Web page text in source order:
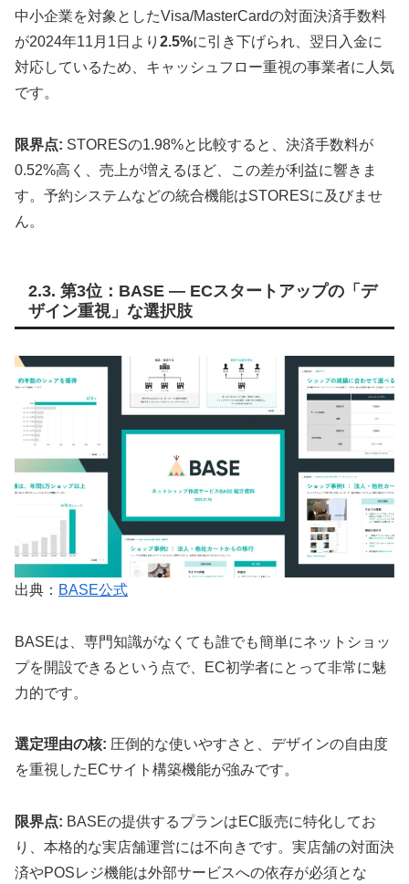
中小企業を対象としたVisa/MasterCardの対面決済手数料
が2024年11月1日より 2.5%に引き下げられ、翌日入金に
対応しているため、キャッシュフロー重視の事業者に人気
です。
限界点: STORESの1.98%と比較すると、決済手数料が
0.52%高く
、売上が増えるほど、この差が利益に響きま
す。予約システムなどの統合機能はSTORESに及びませ
ん。
2.3. 第3位：BASE — ECスタートアップの「デ
ザイン重視」な選択肢
出典： BASE公式
BASEは、専門知識がなくても誰でも簡単にネットショッ
プを開設できるという点で、EC初学者にとって非常に魅
力的です。
選定理由の核: 圧倒的な使いやすさと、デザインの自由度
を重視したECサイト構築機能が強みです。
限界点: BASEの提供するプランはEC販売に特化してお
り、本格的な実店舗運営には不向きです。実店舗の対面決
済やPOSレジ機能は外部サービスへの依存が必須とな